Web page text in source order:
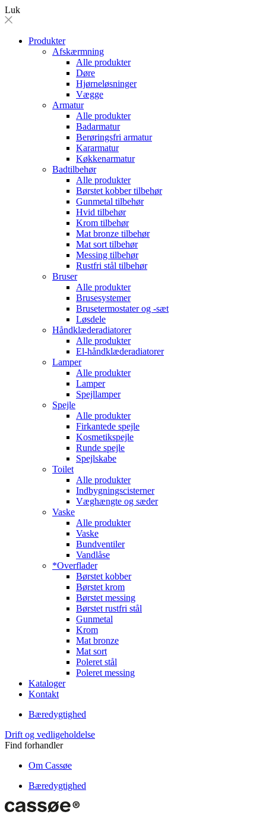
Luk
Produkter
Afskærmning
Alle produkter
Døre
Hjørneløsninger
Vægge
Armatur
Alle produkter
Badarmatur
Berøringsfri armatur
Kararmatur
Køkkenarmatur
Badtilbehør
Alle produkter
Børstet kobber tilbehør
Gunmetal tilbehør
Hvid tilbehør
Krom tilbehør
Mat bronze tilbehør
Mat sort tilbehør
Messing tilbehør
Rustfri stål tilbehør
Bruser
Alle produkter
Brusesystemer
Brusetermostater og -sæt
Løsdele
Håndklæde­radiatorer
Alle produkter
El-håndklæde­radiatorer
Lamper
Alle produkter
Lamper
Spejllamper
Spejle
Alle produkter
Firkantede spejle
Kosmetikspejle
Runde spejle
Spejlskabe
Toilet
Alle produkter
Indbygnings­cisterner
Væghængte og sæder
Vaske
Alle produkter
Vaske
Bundventiler
Vandlåse
*Overflader
Børstet kobber
Børstet krom
Børstet messing
Børstet rustfri stål
Gunmetal
Krom
Mat bronze
Mat sort
Poleret stål
Poleret messing
Kataloger
Kontakt
Bæredygtighed
Drift og vedligeholdelse
Find forhandler
Om Cassøe
Bæredygtighed